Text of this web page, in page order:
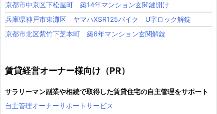
京都市中京区下松屋町 築14年マンション玄関鍵開け
兵庫県神戸市東灘区 ヤマハXSR125バイク U字ロック解錠
京都市北区紫竹下芝本町 築6年マンション玄関解錠
賃貸経営オーナー様向け（PR）
サラリーマン副業や相続で取得した賃貸住宅の自主管理をサポート
自主管理オーナーサポートサービス